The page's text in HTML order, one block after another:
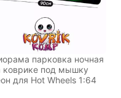
парковка ночная
коврике под мышку
для Hot Wheels 1:64